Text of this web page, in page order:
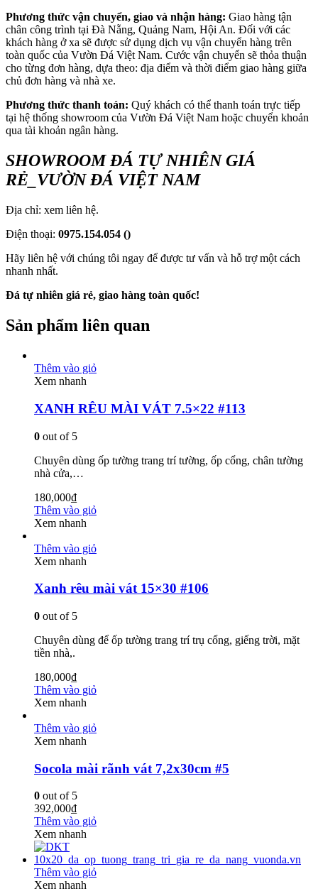
Phương thức vận chuyển, giao và nhận hàng: Giao hàng tận
chân công trình tại Đà Nẵng, Quảng Nam, Hội An. Đối với các
khách hàng ở xa sẽ được sử dụng dịch vụ vận chuyển hàng trên
toàn quốc của Vườn Đá Việt Nam. Cước vận chuyển sẽ thỏa thuận
cho từng đơn hàng, dựa theo: địa điểm và thời điểm giao hàng giữa
chủ đơn hàng và nhà xe.
Phương thức thanh toán: Quý khách có thể thanh toán trực tiếp
tại hệ thống showroom của Vườn Đá Việt Nam hoặc chuyển khoản
qua tài khoản ngân hàng.
SHOWROOM ĐÁ TỰNHIÊNGIÁ
RẺ _VƯỜN ĐÁ VIỆT NAM
Địa chỉ: xem liên hệ.
Điện thoại: 0975.154.054 ()
Hãy liên hệ với chúng tôi ngay để được tư vấn và hỗ trợ một cách
nhanh nhất.
Đá tự nhiên giá rẻ, giao hàng toàn quốc!
Sản phẩm liên quan
Thêm vào giỏ
Xem nhanh
XANH RÊU MÀI VÁT 7.5×22 #113
0 out of 5
Chuyên dùng ốp tường trang trí tường, ốp cổng, chân tường
nhà cửa,…
180,000₫
Thêm vào giỏ
Xem nhanh
Thêm vào giỏ
Xem nhanh
Xanh rêu mài vát 15×30 #106
0 out of 5
Chuyên dùng để ốp tường trang trí trụ cổng, giếng trời, mặt
tiền nhà,.
180,000₫
Thêm vào giỏ
Xem nhanh
Thêm vào giỏ
Xem nhanh
Socola mài rãnh vát 7,2x30cm #5
0 out of 5
392,000₫
Thêm vào giỏ
Xem nhanh
Thêm vào giỏ
Xem nhanh